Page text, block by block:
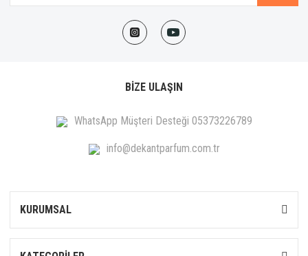
BİZE ULAŞIN
WhatsApp Müşteri Desteği 05373226789
info@dekantparfum.com.tr
KURUMSAL